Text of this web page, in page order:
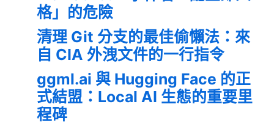
格」的危險
清理 Git 分支的最佳偷懶法：來
自 CIA 外洩文件的一行指令
ggml.ai 與 Hugging Face 的正
式結盟：Local AI 生態的重要里
程碑